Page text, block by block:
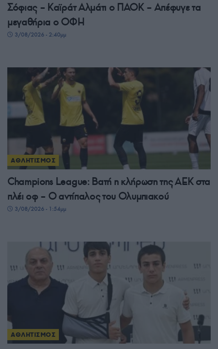
Σόφιας – Καϊράτ Αλμάτι ο ΠΑΟΚ – Απέφυγε τα
μεγαθήρια ο ΟΦΗ
3/08/2026 - 2:40μμ
ΑΘΛΗΤΙΣΜΟΣ
Champions League: Βατή η κλήρωση της ΑΕΚ στα
πλέι οφ – Ο αντίπαλος του Ολυμπιακού
3/08/2026 - 1:54μμ
ΑΘΛΗΤΙΣΜΟΣ